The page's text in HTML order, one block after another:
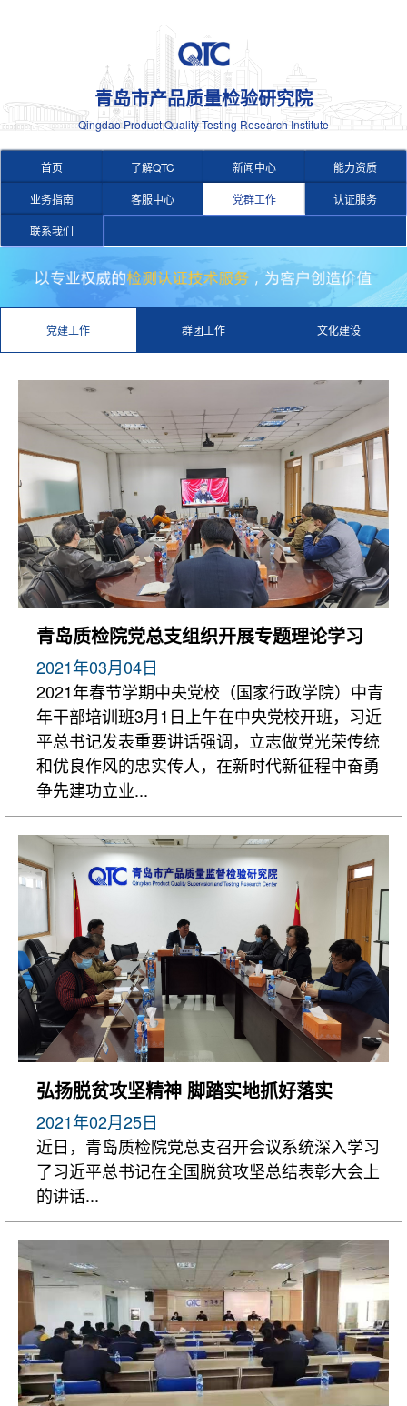
青岛市产品质量检验研究院
Qingdao Product Quality Testing Research Institute
首页 了解QTC 新闻中心 能力资质
业务指南 客服中心 党群工作 认证服务
联系我们
党建工作 群团工作 文化建设
青岛质检院党总支组织开展专题理论学习
2021年03月04日
2021年春节学期中央党校（国家行政学院）中青
年干部培训班3月1日上午在中央党校开班，习近
平总书记发表重要讲话强调，立志做党光荣传统
和优良作风的忠实传人，在新时代新征程中奋勇
争先建功立业...
弘扬脱贫攻坚精神 脚踏实地抓好落实
2021年02月25日
近日，青岛质检院党总支召开会议系统深入学习
了习近平总书记在全国脱贫攻坚总结表彰大会上
的讲话...